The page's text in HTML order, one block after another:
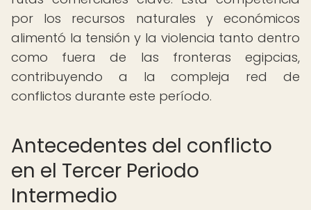
por los recursos naturales y económicos
alimentó la tensión y la violencia tanto dentro
como fuera de las fronteras egipcias,
contribuyendo a la compleja red de
conflictos durante este período.
Antecedentes del conflicto
en el Tercer Periodo
Intermedio